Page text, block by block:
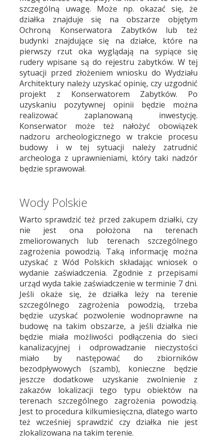
szczególną uwagę. Może np. okazać się, że
działka znajduje się na obszarze objętym
Ochroną Konserwatora Zabytków lub też
budynki znajdujące się na działce, które na
pierwszy rzut oka wyglądają na sypiące się
rudery wpisane są do rejestru zabytków. W tej
sytuacji przed złożeniem wniosku do Wydziału
Architektury należy uzyskać opinię, czy uzgodnić
projekt z Konserwatorem Zabytków. Po
uzyskaniu pozytywnej opinii będzie można
realizować zaplanowaną inwestycję.
Konserwator może też nałożyć obowiązek
nadzoru archeologicznego w trakcie procesu
budowy i w tej sytuacji należy zatrudnić
archeologa z uprawnieniami, który taki nadzór
będzie sprawował.
Wody Polskie
Warto sprawdzić też przed zakupem działki, czy
nie jest ona położona na terenach
zmeliorowanych lub terenach szczególnego
zagrożenia powodzią. Taką informację można
uzyskać z Wód Polskich składając wniosek o
wydanie zaświadczenia. Zgodnie z przepisami
urząd wyda takie zaświadczenie w terminie 7 dni.
Jeśli okaże się, że działka leży na terenie
szczególnego zagrożenia powodzią, trzeba
będzie uzyskać pozwolenie wodnoprawne na
budowę na takim obszarze, a jeśli działka nie
będzie miała możliwości podłączenia do sieci
kanalizacyjnej i odprowadzanie nieczystości
miało by następować do zbiorników
bezodpływowych (szamb), konieczne będzie
jeszcze dodatkowe uzyskanie zwolnienie z
zakazów lokalizacji tego typu obiektów na
terenach szczególnego zagrożenia powodzią.
Jest to procedura kilkumiesięczna, dlatego warto
też wcześniej sprawdzić czy działka nie jest
zlokalizowana na takim terenie.